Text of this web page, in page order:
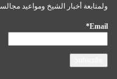
ولمتابعة أخبار الشيخ ومواعيد
Email*